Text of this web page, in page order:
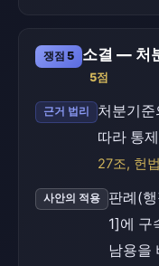
쟁점 5 소결 — 처
5점
근거 법리
처분기
따라 통
27조, 헌
사안의 적용
판례(
1]에 구
남용을